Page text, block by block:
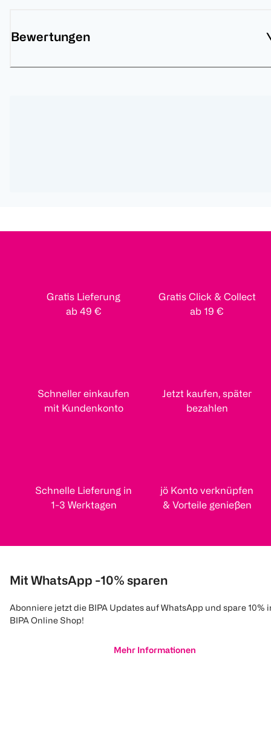
Bewertungen
Gratis Lieferung
ab 49 €
Gratis Click & Collect
ab 19 €
Schneller einkaufen
mit Kundenkonto
Jetzt kaufen, später
bezahlen
Schnelle Lieferung in
1-3 Werktagen
jö Konto verknüpfen
& Vorteile genießen
Mit WhatsApp -10% sparen
Abonniere jetzt die BIPA Updates auf WhatsApp und spare 10%
BIPA Online Shop!
Mehr Informationen